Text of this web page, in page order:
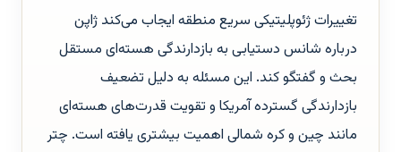
تغییرات ژئوپلیتیکی سریع منطقه ایجاب می‌کند ژاپن
درباره شانس دستیابی به بازدارندگی هسته‌ای مستقل
بحث و گفتگو کند. این مسئله به دلیل تضعیف
بازدارندگی گسترده آمریکا و تقویت قدرت‌های هسته‌ای
مانند چین و کره شمالی اهمیت بیشتری یافته است. چتر